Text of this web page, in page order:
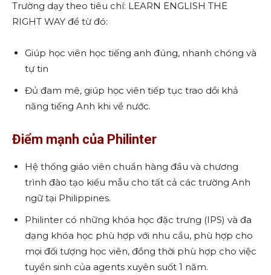
Trường dạy theo tiêu chí: LEARN ENGLISH THE
RIGHT WAY để từ đó:
Giúp học viên học tiếng anh đúng, nhanh chóng và
tự tin
Đủ đam mê, giúp học viên tiếp tục trao dồi khả
năng tiếng Anh khi về nước.
Điểm mạnh của Philinter
Hệ thống giáo viên chuẩn hàng đầu và chương
trình đào tạo kiểu mẫu cho tất cả các trường Anh
ngữ tại Philippines.
Philinter có những khóa học đặc trưng (IPS) và đa
dạng khóa học phù hợp với nhu cầu, phù hợp cho
mọi đối tượng học viên, đồng thời phù hợp cho việc
tuyển sinh của agents xuyên suốt 1 năm.